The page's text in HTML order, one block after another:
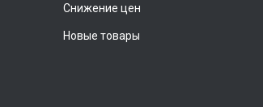
Снижение цен
Новые товары